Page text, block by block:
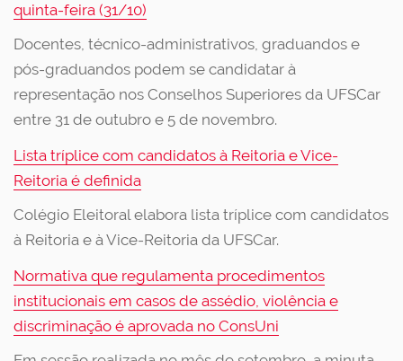
quinta-feira (31/10)
Docentes, técnico-administrativos, graduandos e
pós-graduandos podem se candidatar à
representação nos Conselhos Superiores da UFSCar
entre 31 de outubro e 5 de novembro.
Lista tríplice com candidatos à Reitoria e Vice-
Reitoria é definida
Colégio Eleitoral elabora lista tríplice com candidatos
à Reitoria e à Vice-Reitoria da UFSCar.
Normativa que regulamenta procedimentos
institucionais em casos de assédio, violência e
discriminação é aprovada no ConsUni